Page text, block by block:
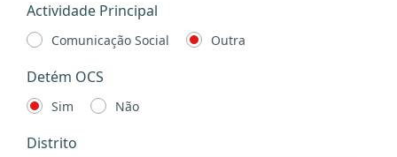
Actividade Principal
Comunicação Social Outra
Detém OCS
Sim Não
Distrito